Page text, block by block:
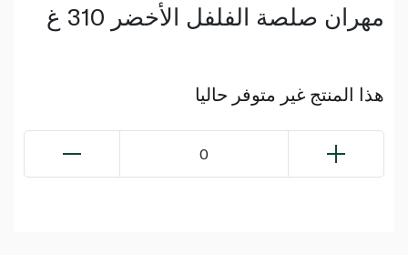
مهران صلصة الفلفل الأخضر 310 غ
هذا المنتج غير متوفر حاليا
0